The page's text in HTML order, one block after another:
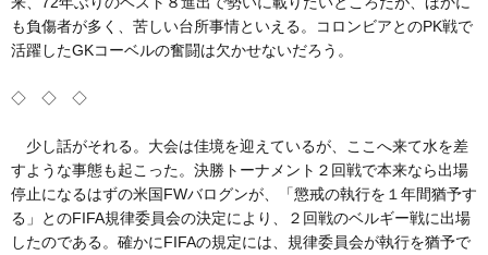
も負傷者が多く、苦しい台所事情といえる。コロンビアとのPK戦で
活躍したGKコーベルの奮闘は欠かせないだろう。
◇ ◇ ◇
少し話がそれる。大会は佳境を迎えているが、ここへ来て水を差
すような事態も起こった。決勝トーナメント２回戦で本来なら出場
停止になるはずの米国FWバログンが、「懲戒の執行を１年間猶予す
る」とのFIFA規律委員会の決定により、２回戦のベルギー戦に出場
したのである。確かにFIFAの規定には、規律委員会が執行を猶予で